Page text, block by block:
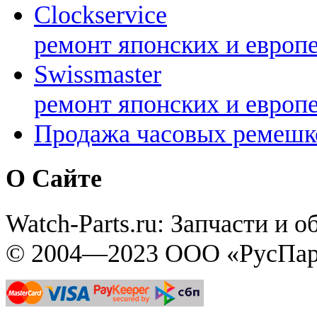
Clockservice
ремонт японских и
Swissmaster
ремонт японских и
Продажа часовых
О Сайте
Watch-Parts.ru: Запчасти и
© 2004—2023 ООО